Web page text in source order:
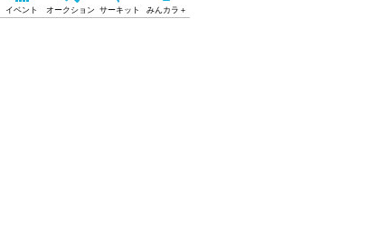
イベント オークション サーキット みんカラ＋